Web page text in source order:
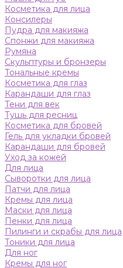
Косметика для лица
Консилеры
Пудра для макияжа
Спонжи для макияжа
Румяна
Скульптуры и бронзеры
Тональные кремы
Косметика для глаз
Карандаши для глаз
Тени для век
Тушь для ресниц
Косметика для бровей
Гель для укладки бровей
Карандаши для бровей
Уход за кожей
Для лица
Сыворотки для лица
Патчи для лица
Кремы для лица
Маски для лица
Пенки для лица
Пилинги и скрабы для лица
Тоники для лица
Для ног
Кремы для ног